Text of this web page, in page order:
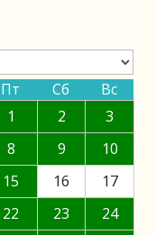
Пт Сб
Вс
1
2
3
8 9
10
15 16
17
22 23
24